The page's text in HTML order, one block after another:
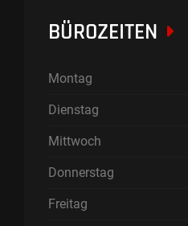
BÜROZEITEN
Montag
Dienstag
Mittwoch
Donnerstag
Freitag